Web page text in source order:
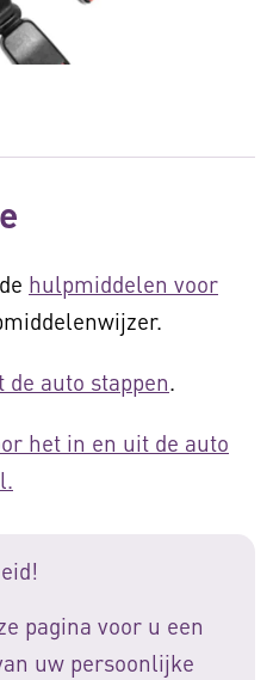
hulpmiddelen voor
auto stappen.
het in en uit de auto
pagina voor u een
uw persoonlijke